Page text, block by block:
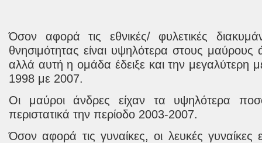
Όσον αφορά τις εθνικές/ φυλετικές
θνησιμότητας είναι υψηλότερα στους μαύρους
αλλά αυτή η ομάδα έδειξε και την μεγαλύτερη
1998 με 2007.
Οι μαύροι άνδρες είχαν τα υψηλότερα
περιστατικά την περίοδο 2003-2007.
Όσον αφορά τις γυναίκες, οι λευκές γυναίκες